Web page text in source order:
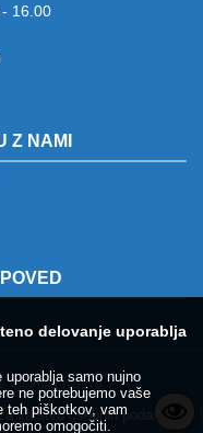
16.00
Z NAMI
Sigmateh d.o.o.
varstvo osebnih podatkov
delovanje uporablja
samo nujno
ne potrebujemo vaše
teh piškotkov, vam
omogočiti.